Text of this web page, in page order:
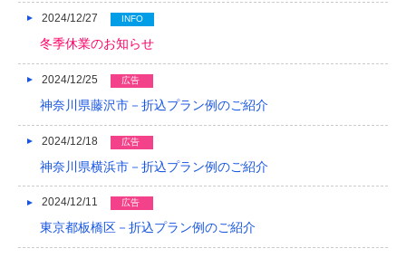
2013/09
2013/08
2013/07
2013/04
2013/03
2024/12/27 INFO
冬季休業のお知らせ
2024/12/25 広告
神奈川県藤沢市－折込プラン例のご紹介
2024/12/18 広告
神奈川県横浜市－折込プラン例のご紹介
2024/12/11 広告
東京都板橋区－折込プラン例のご紹介